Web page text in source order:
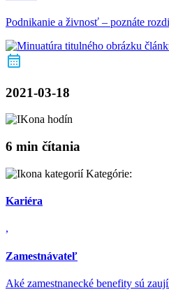
Podnikanie a živnosť – poznáte
2021-03-18
6 min čítania
Kategórie:
Kariéra
,
Zamestnávateľ
Aké zamestnanecké benefity sú